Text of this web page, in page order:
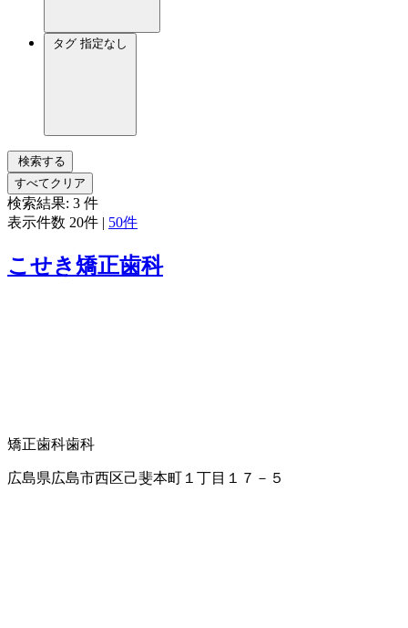
タグ 指定なし
検索する
すべてクリア
検索結果: 3 件
表示件数 20件 | 50件
こせき矯正歯科
矯正歯科歯科
広島県広島市西区己斐本町１丁目１７－５